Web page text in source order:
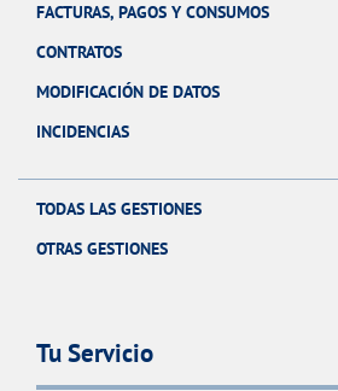
FACTURAS, PAGOS Y CONSUMOS
CONTRATOS
MODIFICACIÓN DE DATOS
INCIDENCIAS
TODAS LAS GESTIONES
OTRAS GESTIONES
Tu Servicio